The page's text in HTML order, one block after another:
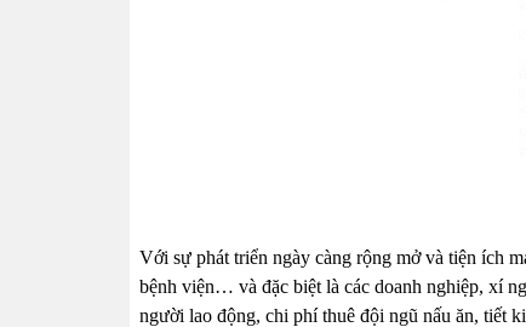
Với sự phát triển ngày càng rộng mở và tiện ích
bệnh viện… và đặc biệt là các doanh nghiệp, xí
người lao động, chi phí thuê đội ngũ nấu ăn, tiết